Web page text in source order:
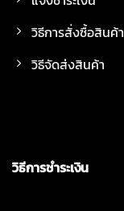
วิธีการสั่งซื้อสินค้า
วิธีจัดส่งสินค้า
วิธีการชำระเงิน